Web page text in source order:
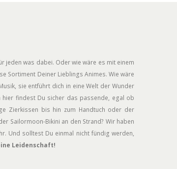
jeden was dabei. Oder wie wäre es mit einem
Sortiment Deiner Lieblings Animes. Wie wäre
sie entführt dich in eine Welt der Wunder
hier findest Du sicher das passende, egal ob
Zierkissen bis hin zum Handtuch oder der
Sailormoon-Bikini an den Strand? Wir haben
Und solltest Du einmal nicht fündig werden,
Leidenschaft!